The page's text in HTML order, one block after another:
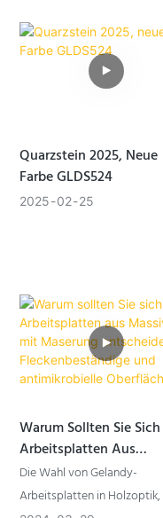
Quarzstein 2025, Neue
Farbe GLDS524
2025 02 25
Warum Sollten Sie
Arbeitsplatten Aus
Massivholz Mit
Entscheiden?
Die Wahl von Gelandy-
Arbeitsplatten in